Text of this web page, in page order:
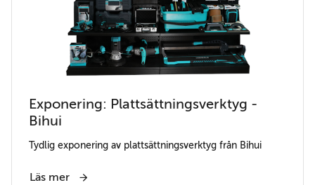
Exponering: Plattsättningsverktyg -
Bihui
Tydlig exponering av plattsättningsverktyg från Bihui
Läs mer